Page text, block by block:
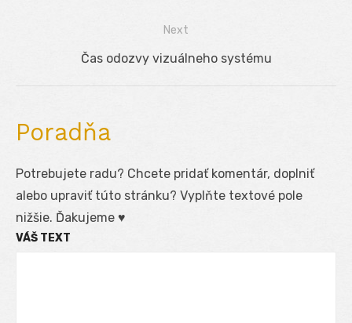
Next
Next
Čas odozvy vizuálneho systému
Poradňa
Potrebujete radu? Chcete pridať komentár, doplniť
alebo upraviť túto stránku? Vyplňte textové pole
nižšie. Ďakujeme ♥
VÁŠ TEXT